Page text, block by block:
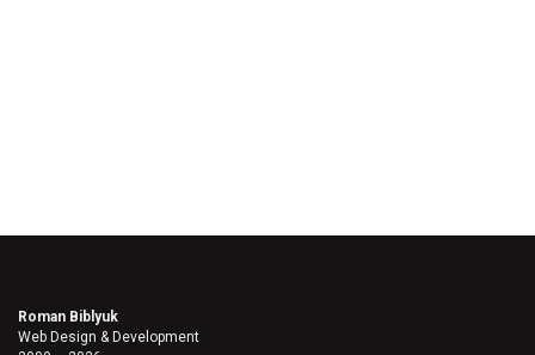
Roman Biblyuk
Web Design & Development